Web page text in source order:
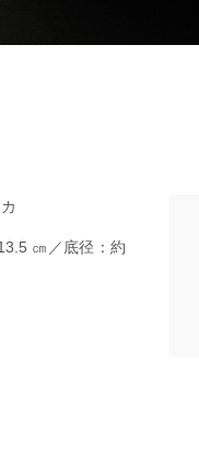
㎝／底径：約